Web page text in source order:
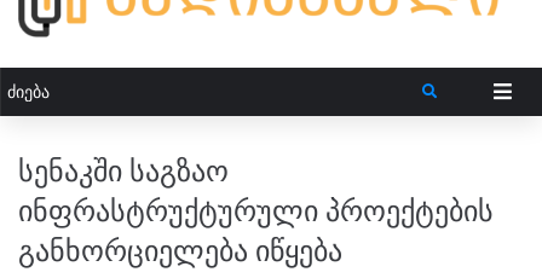
სენაკში საგზაო
ინფრასტრუქტურული პროექტების
განხორციელება იწყება